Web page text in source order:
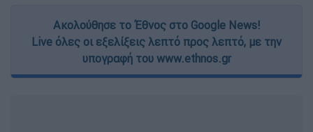
Ακολούθησε το Έθνος στο Google News!
Live όλες οι εξελίξεις λεπτό προς λεπτό, με την
υπογραφή του www.ethnos.gr